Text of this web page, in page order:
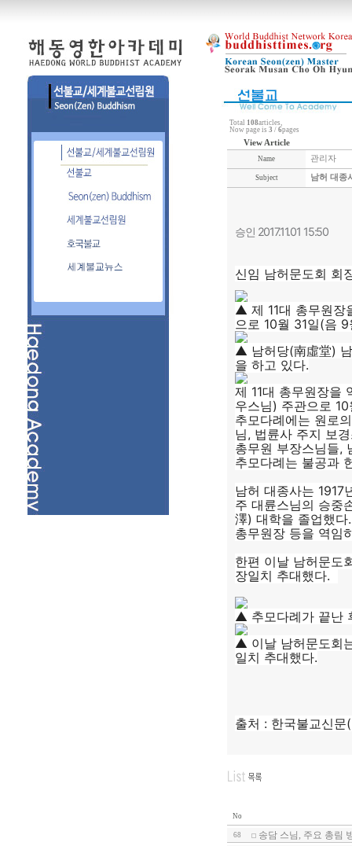
Total 108articles,
Now page is 3 / 6pages
View Article
Name 관리자
Subject 남허 대종
승인 2017.11.01 15:50
신임 남허문도회 회
▲ 제 11대 총무원장
으로 10월 31일(음
▲ 남허당(南虛堂)
을 하고 있다.
제 11대 총무원장을
우스님) 주관으로
추모다례에는 원로
님, 법륜사 주지 보
총무원 부장스님들,
추모다례는 불공과
남허 대종사는 1917
주 대륜스님의 승중
澤) 대학을 졸업했
총무원장 등을 역임
한편 이날 남허문도
장일치 추대했다.
▲ 추모다례가 끝난
▲ 이날 남허문도회
일치 추대했다.
출처 : 한국불교신
No
68 송담 스님, 주요 총림